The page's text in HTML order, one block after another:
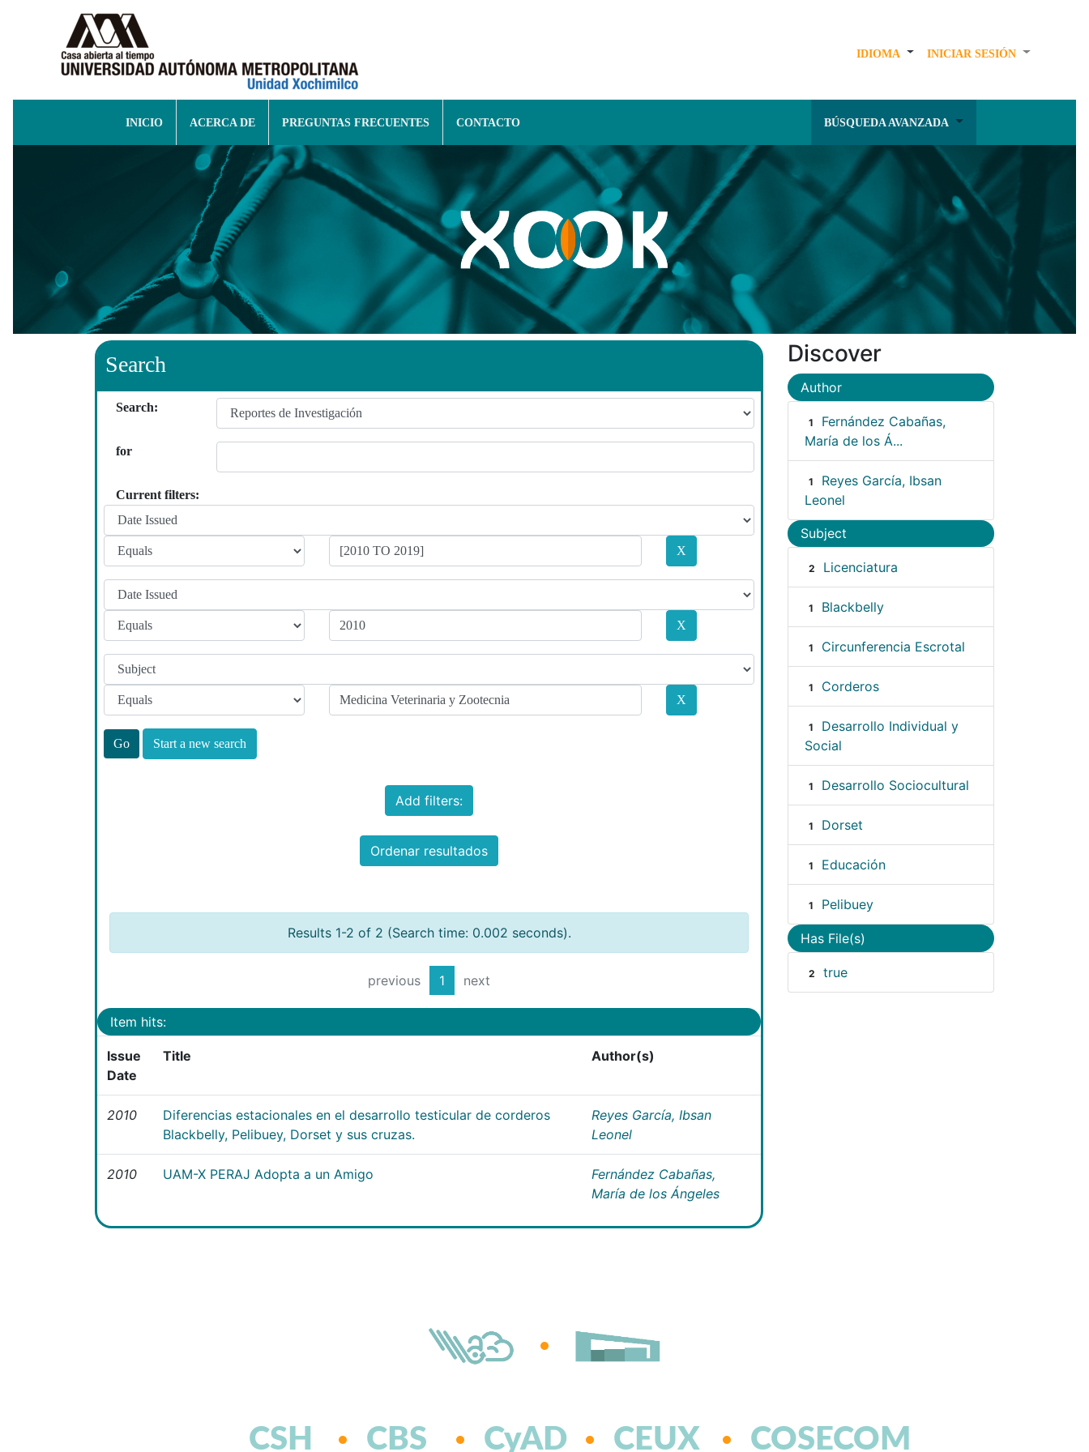
IDIOMA INICIAR SESIÓN
INICIO ACERCA DE PREGUNTAS FRECUENTES CONTACTO BÚSQUEDA AVANZADA
Search
Search:
for
Current filters:
Start a new search
Add filters:
Ordenar resultados
Results 1-2 of 2 (Search time: 0.002 seconds).
previous 1 next
Item hits:
Issue
Date
Title Author(s)
2010
Diferencias estacionales en el desarrollo testicular de corderos
Blackbelly, Pelibuey, Dorset y sus cruzas.
Reyes García, Ibsan
Leonel
2010 UAM-X PERAJ Adopta a un Amigo
Fernández Cabañas,
María de los Ángeles
Discover
Author
1
Fernández Cabañas,
María de los Á...
1
Reyes García, Ibsan
Leonel
Subject
2 Licenciatura
1 Blackbelly
1 Circunferencia Escrotal
1 Corderos
1
Desarrollo Individual y
Social
1 Desarrollo Sociocultural
1 Dorset
1 Educación
1 Pelibuey
Has File(s)
2 true
CSH CBS CyAD CEUX COSECOM